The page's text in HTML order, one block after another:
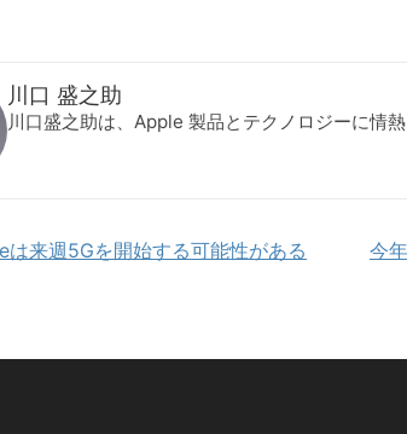
川口 盛之助
川口盛之助は、Apple 製品とテクノロジーに情熱
は来週5Gを開始する可能性がある 今